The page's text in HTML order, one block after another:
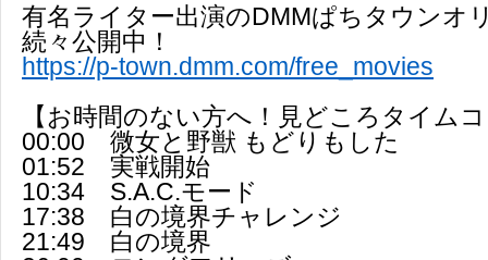
有名ライター出演のDMMぱちタウンオ
続々公開中！
https://p-town.dmm.com/free_movies
【お時間のない方へ！見どころタイム
00:00 微女と野獣 もどりもした
01:52 実戦開始
10:34 S.A.C.モード
17:38 白の境界チャレンジ
21:49 白の境界